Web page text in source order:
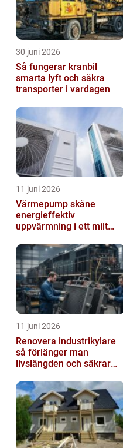
30 juni 2026
Så fungerar kranbil
smarta lyft och säkra
transporter i vardagen
11 juni 2026
Värmepump skåne
energieffektiv
uppvärmning i ett milt
11 juni 2026
Renovera industrikylare
så förlänger man
livslängden och säkrar